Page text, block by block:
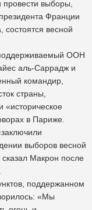
выборы,
Франции
весной
ООН
аль-Саррадж и
командир,
страны,
«историческое
в Париже.
выборов весной
Макрон после
поддержанном
«Мы